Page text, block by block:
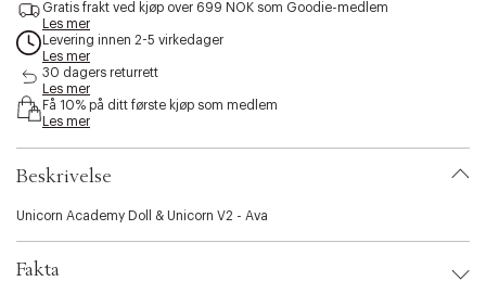
c
c
e
s
s
i
i
l
t
v
Gratis frakt ved kjøp over 699 NOK som Goodie-medlem
Les mer
Levering innen 2-5 virkedager
Les mer
30 dagers returrett
Les mer
Få 10% på ditt første kjøp som medlem
Les mer
Beskrivelse
Unicorn Academy Doll & Unicorn V2 - Ava
Fakta